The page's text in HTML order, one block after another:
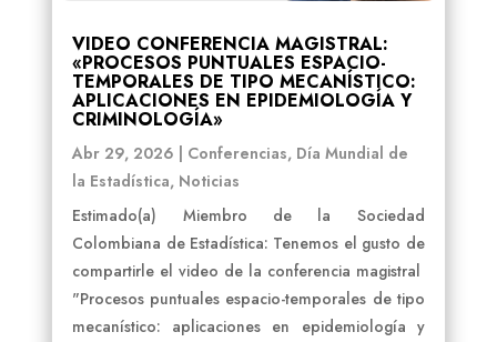
VIDEO CONFERENCIA MAGISTRAL:
«PROCESOS PUNTUALES ESPACIO-
TEMPORALES DE TIPO MECANÍSTICO:
APLICACIONES EN EPIDEMIOLOGÍA Y
CRIMINOLOGÍA»
Abr 29, 2026 Conferencias, Día Mundial de
la Estadística, Noticias
Estimado(a) Miembro de la Sociedad
Colombiana de Estadística: Tenemos el gusto de
compartirle el video de la conferencia magistral
"Procesos puntuales espacio-temporales de tipo
mecanístico: aplicaciones en epidemiología y